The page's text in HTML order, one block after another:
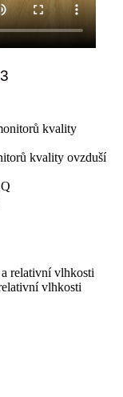
kvality ovzduší
vlhkosti